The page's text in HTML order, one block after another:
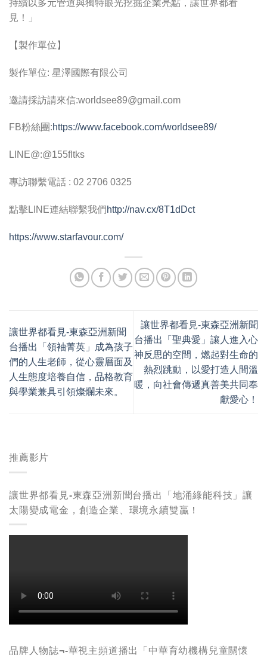
推薦影片
讓世界都看見-東森亞洲新聞台播出「地涌綠能科技」讓
太陽變成電金，創造企業、環境永續雙贏！
品牌人物誌¬-華視主頻道播出「中華育幼機構兒童關懷
持續以多元管道與獨特眼光挖掘企業亮點，讓世界都看
見！」
【製作單位】
製作單位: 星澤國際有限公司
邀請採訪請來信:worldsee89@gmail.com
FB粉絲團:https://www.facebook.com/worldsee89/
LINE@:@155fltks
專訪聯繫電話 : 02 2706 0325
點擊LINE連結聯繫我們 http://nav.cx/8T1dDct
https://www.starfavour.com/
讓世界都看見-東森亞洲新聞
台播出「領袖菁英」成為孩子
們的人生老師，從心靈層面及
人生態度培養自信，品格教育
與學業兼具引領燦爛未來。
讓世界都看見-東森亞洲新聞
台播出「聖典愛」讓人進入心
神反思的空間，燃起對生命的
熱烈跳動，以愛打造人間溫
暖，向社會傳遞真善美共同奉
獻愛心！